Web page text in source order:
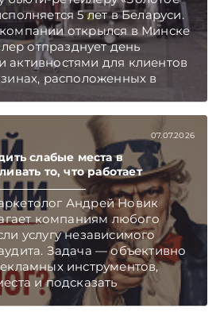
5 лет в Беларуси.
открылся в Минске
отпразднует день
для клиентов
расположенных в
Viber. Главное об экономике
чем в новостях
07.07.2026
слабые места в
то, что работает
Андрей Новик
компаниям любого
услугу независимого
Задача — объективно
инструментов,
и подсказать
способны принести